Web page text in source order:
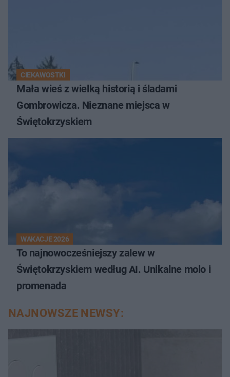
CIEKAWOSTKI
Mała wieś z wielką historią i śladami
Gombrowicza. Nieznane miejsca w
Świętokrzyskiem
WAKACJE 2026
To najnowocześniejszy zalew w
Świętokrzyskiem według AI. Unikalne molo i
promenada
NAJNOWSZE NEWSY: